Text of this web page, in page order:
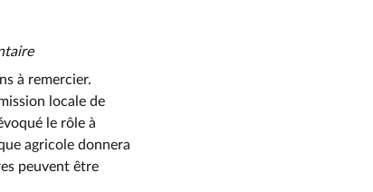
à remercier.
locale de
le rôle à
agricole donnera
peuvent être